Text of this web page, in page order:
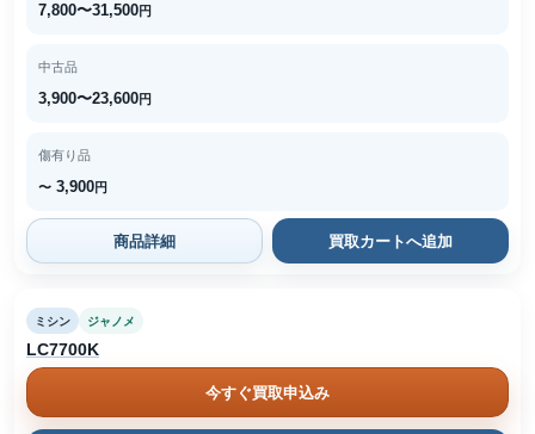
7,800〜31,500円
中古品
3,900〜23,600円
傷有り品
〜 3,900円
商品詳細 買取カートへ追加
ミシン ジャノメ
LC7700K
今すぐ買取申込み